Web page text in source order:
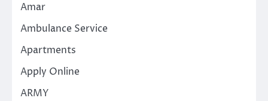
Amar
Ambulance Service
Apartments
Apply Online
ARMY